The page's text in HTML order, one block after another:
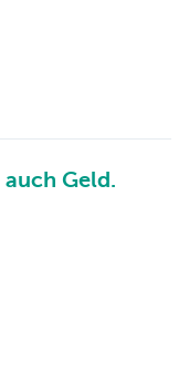
Geld.